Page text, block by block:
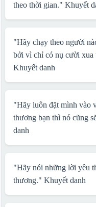
theo thời gian." Khuyết
"Hãy chạy theo người
bởi vì chỉ có nụ cười xua
Khuyết danh
"Hãy luôn đặt mình vào
thương bạn thì nó cũng
danh
"Hãy nói những lời yêu
thương." Khuyết danh